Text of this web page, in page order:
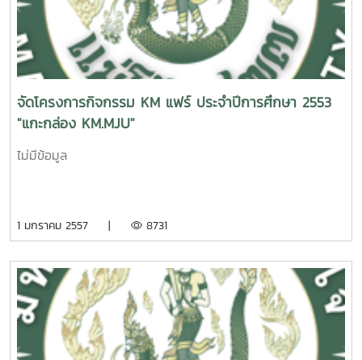
จัดโครงการกิจกรรม KM แฟร์ ประจำปีการศึกษา 2553
"แกะกล่อง KM.MJU"
ไม่มีข้อมูล
1 มกราคม 2557 | 8731